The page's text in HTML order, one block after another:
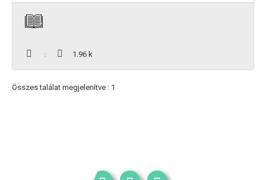
1.96 k
Összes találat megjelenítve : 1